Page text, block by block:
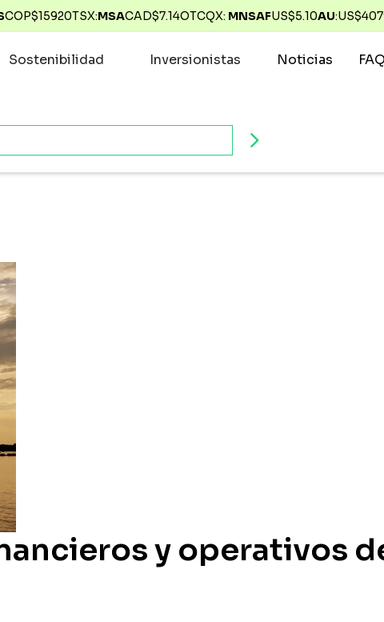
COP$15920TSX:MSACAD$7.14OTCQX: MNSAFUS$5.10AU:US$
Sostenibilidad Inversionistas Noticias FAQ
y operativos